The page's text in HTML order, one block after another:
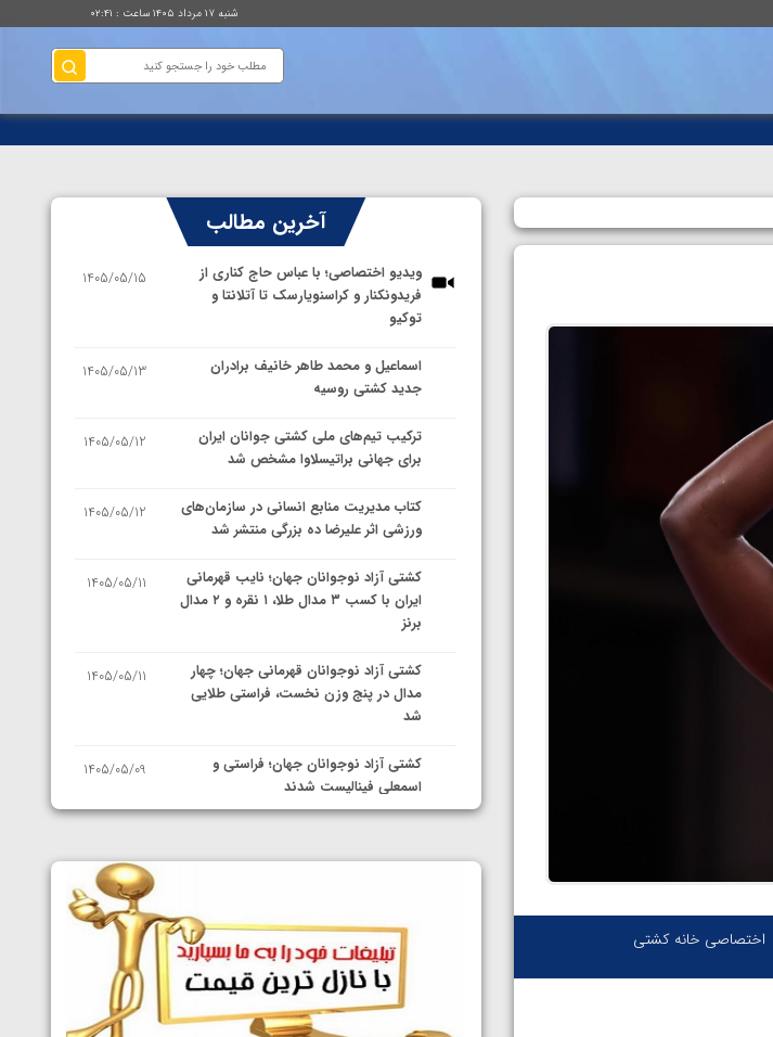
شنبه ۱۷ مرداد ۱۴۰۵ ساعت : ۰۲:۴۱
اختصاصی خانه کشتی
آخرین مطالب
ویدیو اختصاصی؛ با عباس حاج کناری از
فریدونکنار و کراسنویارسک تا آتلانتا و
توکیو
1405/05/15
اسماعیل و محمد طاهر خانیف برادران
جدید کشتی روسیه
1405/05/13
ترکیب تیم‌های ملی کشتی جوانان ایران
برای جهانی براتیسلاوا مشخص شد
1405/05/12
کتاب مدیریت منابع انسانی در سازمان‌های
ورزشی اثر علیرضا ده بزرگی منتشر شد
1405/05/12
کشتی آزاد نوجوانان جهان؛ نایب قهرمانی
ایران با کسب ۳ مدال طلا، ۱ نقره و ۲ مدال
برنز
1405/05/11
کشتی آزاد نوجوانان قهرمانی جهان؛ چهار
مدال در پنج وزن نخست، فراستی طلایی
شد
1405/05/11
کشتی آزاد نوجوانان جهان؛ فراستی و
اسمعلی فینالیست شدند
1405/05/09
نمایندگان ایران مشخص شدند
سوم برای ایران
1405/05/07
ایران چشم به راه چهار مدال در پنج وزن
دوم کشتی فرنگی نوجوانان جهان
1405/05/06